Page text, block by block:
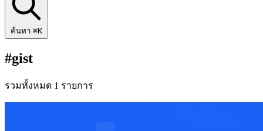
ค้นหา ⌘K
#gist
รวมทั้งหมด 1 รายการ